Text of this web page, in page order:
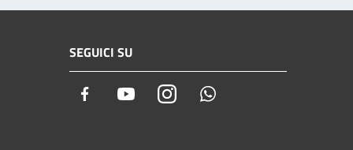
SEGUICI SU
Facebook YoutubeInstagram